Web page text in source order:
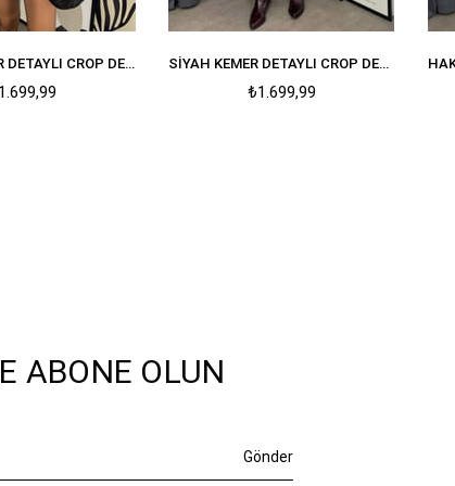
BORDO KEMER DETAYLI CROP DERI CEKET SIYAH KEMER DETAYLI CROP DERI CEKET
₺1.699,99
ABONE OLUN
Gönder